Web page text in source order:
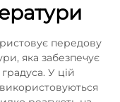
передову
яка забезпечує
У цій